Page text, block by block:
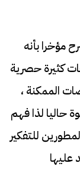
مؤخرا بأنه
كثيرة حصرية
الممكنة ،
حاليا لذا فهم
للتفكير
عليها